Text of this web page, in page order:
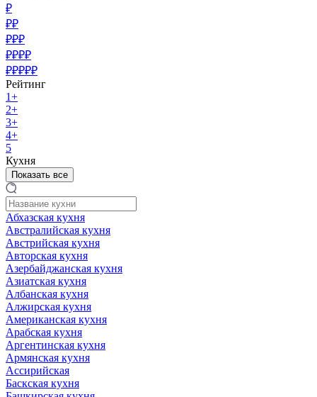
₽
₽₽
₽₽₽
₽₽₽₽
₽₽₽₽₽
Рейтинг
1+
2+
3+
4+
5
Кухня
Показать все
Абхазская кухня
Австралийская кухня
Австрийская кухня
Авторская кухня
Азербайджанская кухня
Азиатская кухня
Албанская кухня
Алжирская кухня
Американская кухня
Арабская кухня
Аргентинская кухня
Армянская кухня
Ассирийская
Баскская кухня